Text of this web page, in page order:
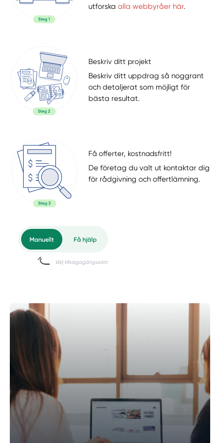
utforskaalla webbyråer här.
Beskriv ditt projekt
Beskriv ditt uppdrag så noggrant
och detaljerat som möjligt för
bästa resultat.
Få offerter, kostnadsfritt!
De företag du valt ut kontaktar dig
för rådgivning och offertlämning.